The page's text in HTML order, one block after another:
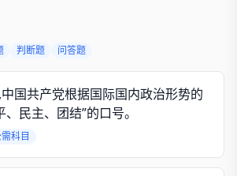
判断题 问答题
国共产党根据国际国内政治形势的
民主、团结”的口号。
科目